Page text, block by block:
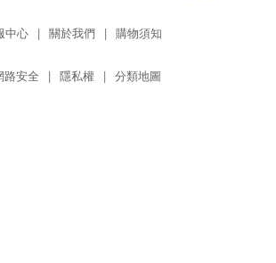
中心 | 關於我們 | 購物須知
路安全 | 隱私權 | 分類地圖